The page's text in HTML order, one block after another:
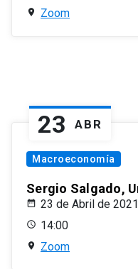
Zoom
23 ABR
Macroeconomía
Sergio Salgado,
23 de Abril de 2021
14:00
Zoom